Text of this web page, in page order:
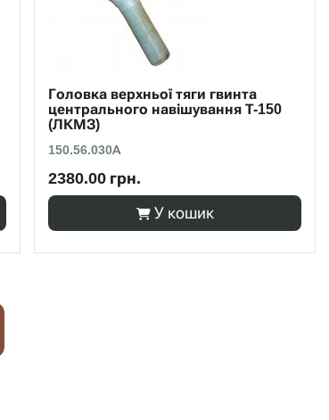
Головка верхньої тяги гвинта
центрального навішування Т-150
(ЛКМЗ)
150.56.030А
2380.00 грн.
У кошик